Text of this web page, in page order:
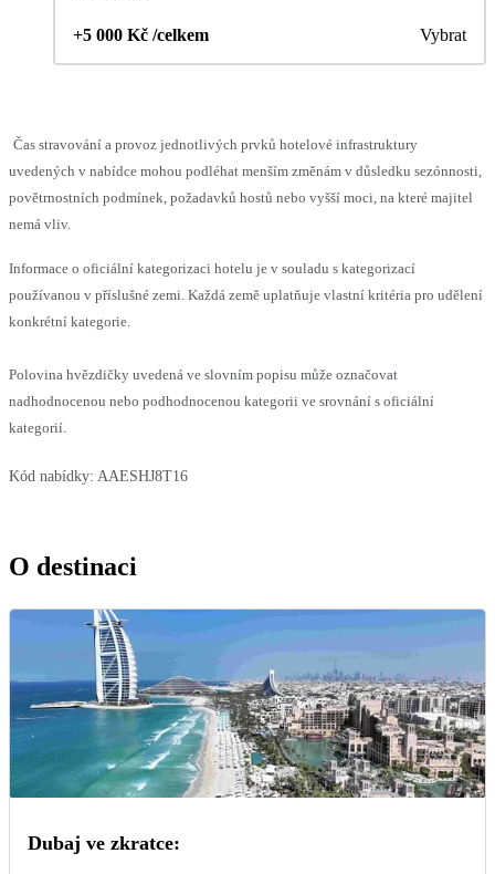
+5 000 Kč /celkem Vybrat
Čas stravování a provoz jednotlivých prvků hotelové infrastruktury
uvedených v nabídce mohou podléhat menším změnám v důsledku sezónnosti,
povětrnostních podmínek, požadavků hostů nebo vyšší moci, na které majitel
nemá vliv.
Informace o oficiální kategorizaci hotelu je v souladu s kategorizací
používanou v příslušné zemi. Každá země uplatňuje vlastní kritéria pro udělení
konkrétní kategorie.
Polovina hvězdičky uvedená ve slovním popisu může označovat
nadhodnocenou nebo podhodnocenou kategorii ve srovnání s oficiální
kategorií.
Kód nabídky: AAESHJ8T16
O destinaci
Dubaj ve zkratce: